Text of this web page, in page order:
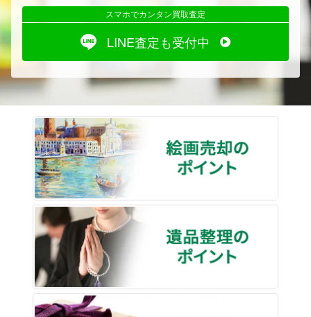
スマホでカンタン買取査定
LINE査定も受付中